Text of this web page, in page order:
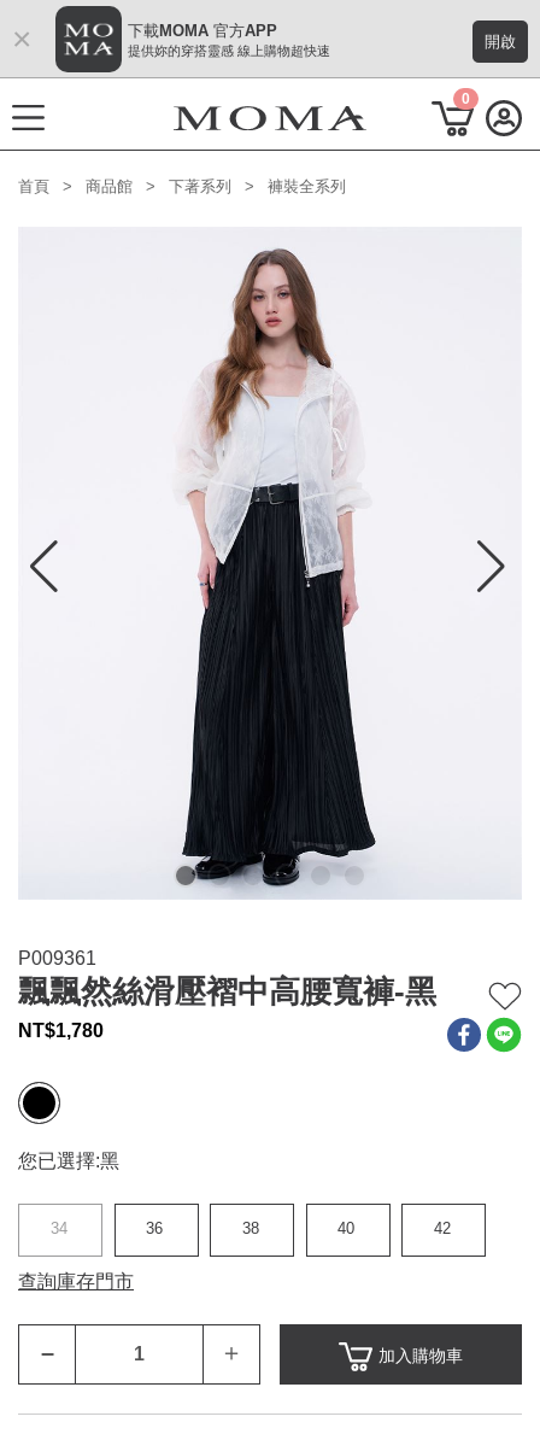
M Plus AW 形象 與時間共存
連身系列
百搭配件
× 下載MOMA 官方APP
提供妳的穿搭靈感 線上購物超快速 開啟
0
首頁 商品館 下著系列 褲裝全系列
P009361
飄飄然絲滑壓褶中高腰寬褲-黑
NT$1,780
您已選擇:黑
34 36 38 40 42
查詢庫存門市
– ＋ 加入購物車